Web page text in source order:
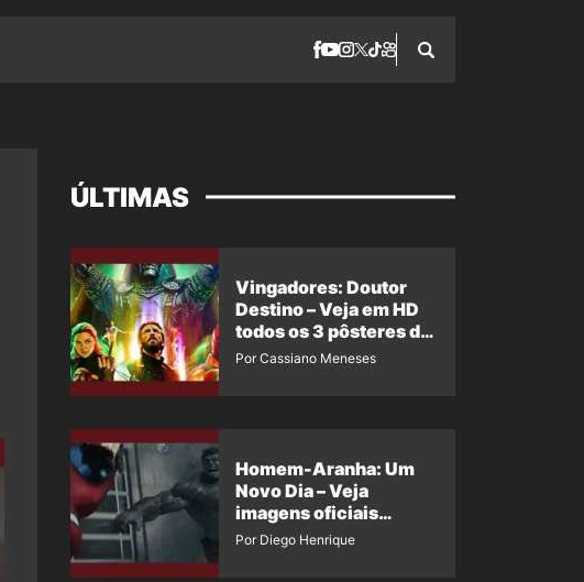
ÚLTIMAS
Vingadores: Doutor
Destino – Veja em HD
todos os 3 pôsteres de
‘Doomsday’ + 1 imagem
Por Cassiano Meneses
Homem-Aranha: Um
Novo Dia – Veja
imagens oficiais
descartadas do Hulk
Por Diego Henrique